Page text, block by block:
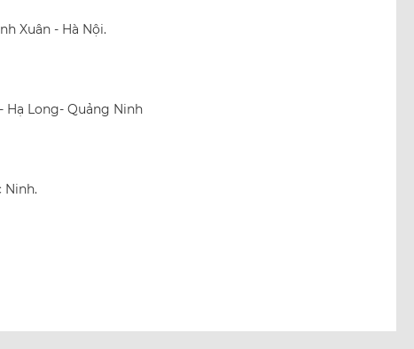
Xuân - Hà Nội.
Hạ Long- Quảng Ninh
Ninh.